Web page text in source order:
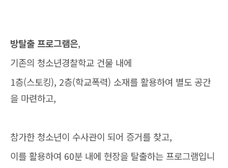
방탈출 프로그램은,
기존의 청소년경찰학교 건물 내에
1층(스토킹), 2층(학교폭력) 소재를 활용하여 별도 공간
을 마련하고,
참가한 청소년이 수사관이 되어 증거를 찾고,
이를 활용하여 60분 내에 현장을 탈출하는 프로그램입니